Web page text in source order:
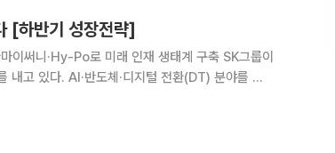
[하반기 성장전략]
이써니·Hy-Po로 미래 인재 생태계 구축 SK그룹이
내고 있다. AI·반도체·디지털 전환(DT) 분야를 중